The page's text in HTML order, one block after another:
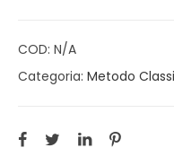
COD: N/A
Categoria: Metodo